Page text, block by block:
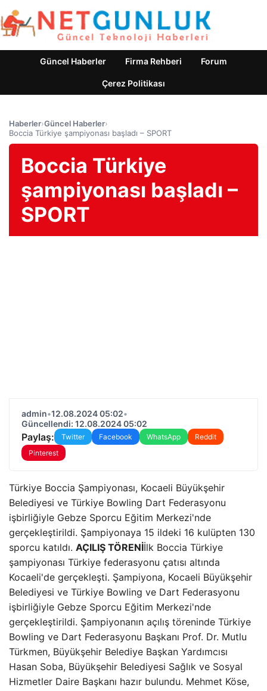
Güncel Haberler Firma Rehberi Forum
Çerez Politikası
Haberler›Güncel Haberler›
Boccia Türkiye şampiyonası başladı – SPORT
Boccia Türkiye
şampiyonası başladı –
SPORT
admin•12.08.2024 05:02•
Güncellendi: 12.08.2024 05:02
Paylaş: Twitter Facebook WhatsApp
Reddit
Pinterest
Türkiye Boccia Şampiyonası, Kocaeli Büyükşehir
Belediyesi ve Türkiye Bowling Dart Federasyonu
işbirliğiyle Gebze Sporcu Eğitim Merkezi'nde
gerçekleştirildi. Şampiyonaya 15 ildeki 16 kulüpten 130
sporcu katıldı. AÇILIŞ TÖRENİİlk Boccia Türkiye
şampiyonası Türkiye federasyonu çatısı altında
Kocaeli'de gerçekleşti. Şampiyona, Kocaeli Büyükşehir
Belediyesi ve Türkiye Bowling ve Dart Federasyonu
işbirliğiyle Gebze Sporcu Eğitim Merkezi'nde
gerçekleştirildi. Şampiyonanın açılış töreninde Türkiye
Bowling ve Dart Federasyonu Başkanı Prof. Dr. Mutlu
Türkmen, Büyükşehir Belediye Başkan Yardımcısı
Hasan Soba, Büyükşehir Belediyesi Sağlık ve Sosyal
Hizmetler Daire Başkanı hazır bulundu. Mehmet Köse,